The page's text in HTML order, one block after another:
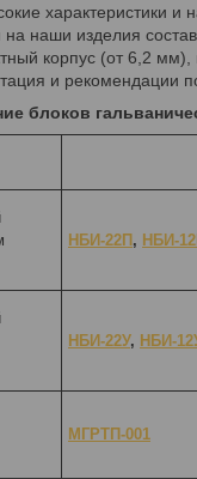
характеристики
наши изделия
корпус (от 6,2
и рекомендации
блоков
НБИ-22П , НБИ-
НБИ-22У, НБИ-
МГРТП-001